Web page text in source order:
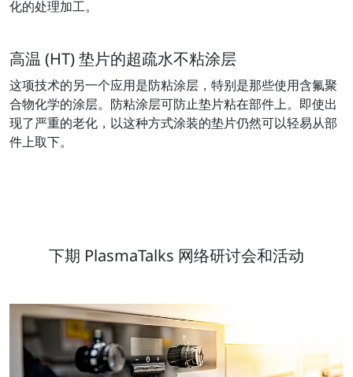
化的处理加工。
高温 (HT) 垫片的超疏水不粘涂层
这项技术的另一个应用是防粘涂层，特别是那些使用含氟聚
合物化学的涂层。防粘涂层可防止垫片粘在部件上。即使出
现了严重的老化，以这种方式涂装的垫片仍然可以轻易从部
件上取下。
下期 PlasmaTalks 网络研讨会和活动